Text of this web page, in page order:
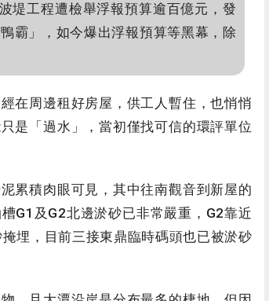
堤工程遭檢舉浮報預算逾百億元，發
霸」，如今爆出浮報預算等黑幕，除
在周邊租好房屋，供工人暫住，也悄悄
是「過水」，當初僅找可信的環評單位
累積肉眼可見，其中往南觀音到新屋的
G1及G2北邊淤砂已非常嚴重，G2靠近
埋，目前三接東鼎臨時碼頭也已被淤砂